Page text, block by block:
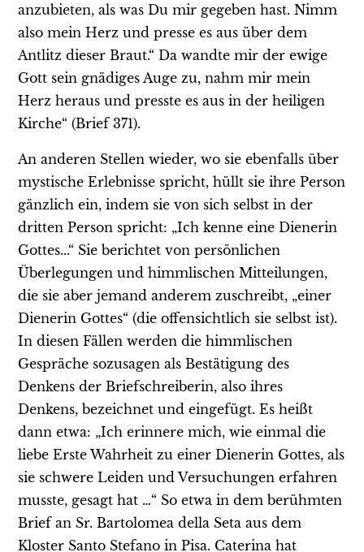
anzubieten, als was Du mir gegeben hast. Nimm
also mein Herz und presse es aus über dem
Antlitz dieser Braut.“ Da wandte mir der ewige
Gott sein gnädiges Auge zu, nahm mir mein
Herz heraus und presste es aus in der heiligen
Kirche“ (Brief 371).
An anderen Stellen wieder, wo sie ebenfalls über
mystische Erlebnisse spricht, hüllt sie ihre Person
gänzlich ein, indem sie von sich selbst in der
dritten Person spricht: „Ich kenne eine Dienerin
Gottes...“ Sie berichtet von persönlichen
Überlegungen und himmlischen Mitteilungen,
die sie aber jemand anderem zuschreibt, „einer
Dienerin Gottes“ (die offensichtlich sie selbst ist).
In diesen Fällen werden die himmlischen
Gespräche sozusagen als Bestätigung des
Denkens der Briefschreiberin, also ihres
Denkens, bezeichnet und eingefügt. Es heißt
dann etwa: „Ich erinnere mich, wie einmal die
liebe Erste Wahrheit zu einer Dienerin Gottes, als
sie schwere Leiden und Versuchungen erfahren
musste, gesagt hat …“ So etwa in dem berühmten
Brief an Sr. Bartolomea della Seta aus dem
Kloster Santo Stefano in Pisa. Caterina hat